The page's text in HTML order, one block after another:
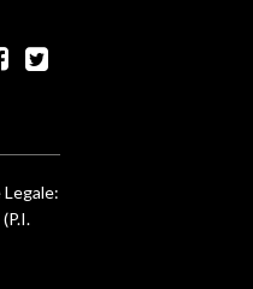
facebook
twitter